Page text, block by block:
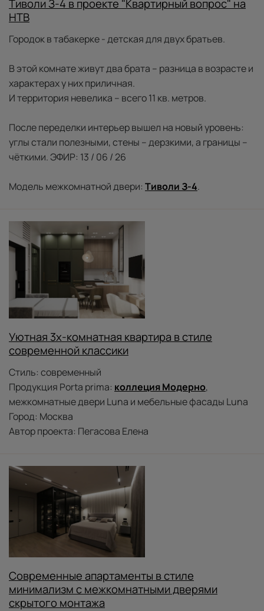
Тиволи З-4 в проекте "Квартирный вопрос" на
НТВ
Городок в табакерке - детская для двух братьев.
В этой комнате живут два брата – разница в возрасте и
характерах у них приличная.
И территория невелика – всего 11 кв. метров.
После переделки интерьер вышел на новый уровень:
углы стали полезными, стены – дерзкими, а границы –
чёткими. ЭФИР: 13 / 06 / 26
Модель межкомнатной двери: Тиволи З-4.
Уютная 3х-комнатная квартира в стиле
современной классики
Стиль: современный
Продукция Porta prima: коллеция Модерно,
межкомнатные двери Luna и мебельные фасады Luna
Город: Москва
Автор проекта: Пегасова Елена
Современные апартаменты в стиле
минимализм с межкомнатными дверями
скрытого монтажа